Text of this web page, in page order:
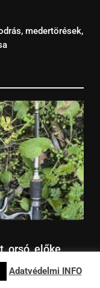
medertörések,
orsó, előke,
01
Adatvédelmi INFO